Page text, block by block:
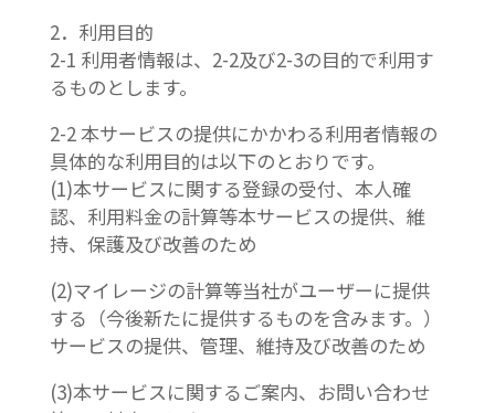
2．利用目的
2-1 利用者情報は、2-2及び2-3の目的で利用す
るものとします。
2-2 本サービスの提供にかかわる利用者情報の
具体的な利用目的は以下のとおりです。
(1)本サービスに関する登録の受付、本人確
認、利用料金の計算等本サービスの提供、維
持、保護及び改善のため
(2)マイレージの計算等当社がユーザーに提供
する（今後新たに提供するものを含みます。）
サービスの提供、管理、維持及び改善のため
(3)本サービスに関するご案内、お問い合わせ